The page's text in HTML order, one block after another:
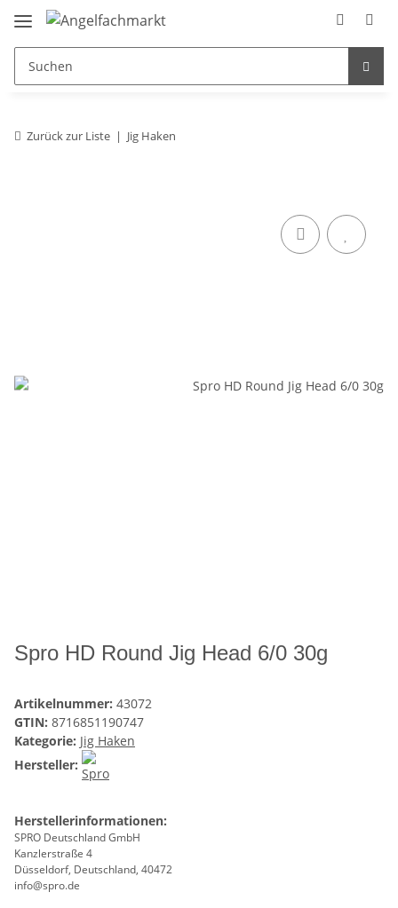
Zurück zur Liste Jig Haken
Spro HD Round Jig Head 6/0 30g
Artikelnummer: 43072
GTIN: 8716851190747
Kategorie: Jig Haken
Hersteller:
Herstellerinformationen:
SPRO Deutschland GmbH
Kanzlerstraße 4
Düsseldorf, Deutschland, 40472
info@spro.de